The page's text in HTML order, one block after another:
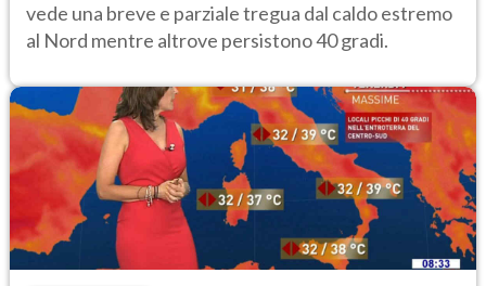
vede una breve e parziale tregua dal caldo estremo
al Nord mentre altrove persistono 40 gradi.